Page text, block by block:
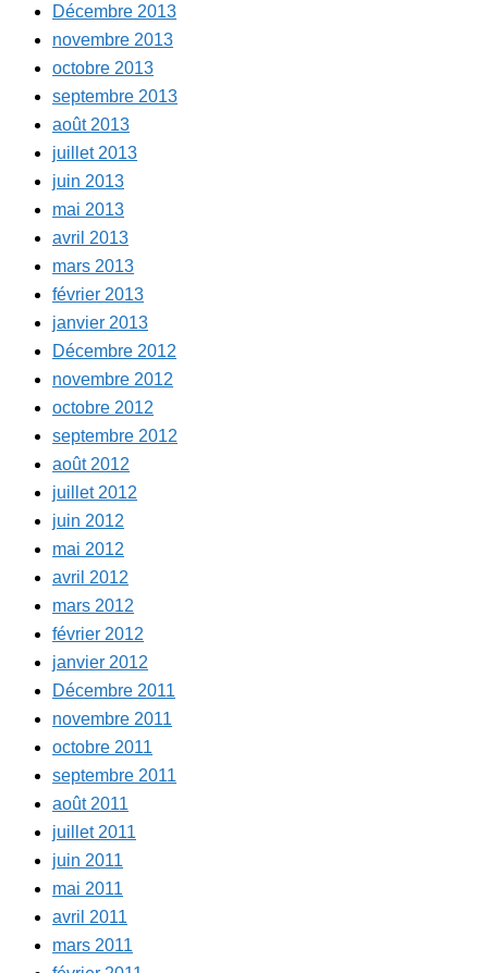
Décembre 2013
novembre 2013
octobre 2013
septembre 2013
août 2013
juillet 2013
juin 2013
mai 2013
avril 2013
mars 2013
février 2013
janvier 2013
Décembre 2012
novembre 2012
octobre 2012
septembre 2012
août 2012
juillet 2012
juin 2012
mai 2012
avril 2012
mars 2012
février 2012
janvier 2012
Décembre 2011
novembre 2011
octobre 2011
septembre 2011
août 2011
juillet 2011
juin 2011
mai 2011
avril 2011
mars 2011